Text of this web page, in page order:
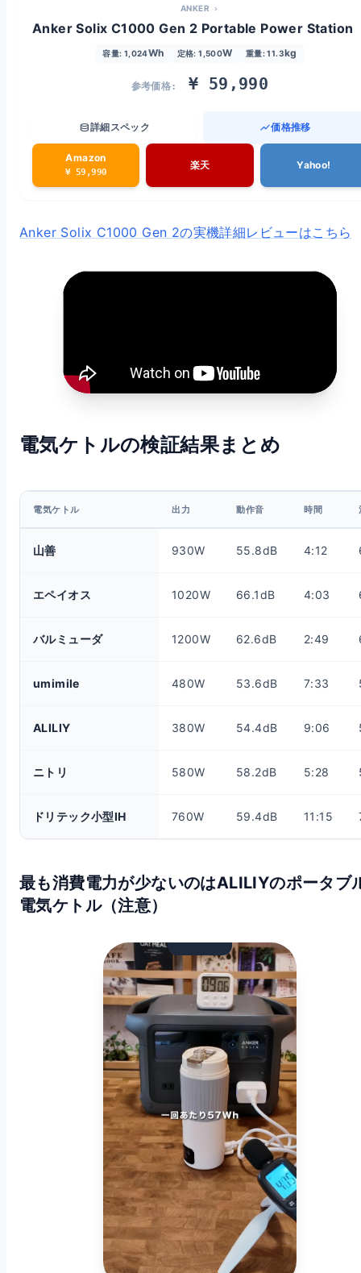
ANKER chevron_right
Anker Solix C1000 Gen 2 Portable Power Station
容量: 1,024Wh 定格: 1,500W 重量: 11.3kg
参考価格: ¥ 59,990
database詳細スペック show_chart価格推移
Amazon
¥ 59,990
楽天 Yahoo!
Anker Solix C1000 Gen 2の実機詳細レビューはこちら
電気ケトルの検証結果まとめ
電気ケトル 出力 動作音 時間
山善 930W 55.8dB 4:12
エペイオス 1020W 66.1dB 4:03
バルミューダ 1200W 62.6dB 2:49
umimile 480W 53.6dB 7:33
ALILIY 380W 54.4dB 9:06
ニトリ 580W 58.2dB 5:28
ドリテック小型IH 760W 59.4dB 11:15
最も消費電力が少ないのはALILIYのポータブ
電気ケトル（注意）